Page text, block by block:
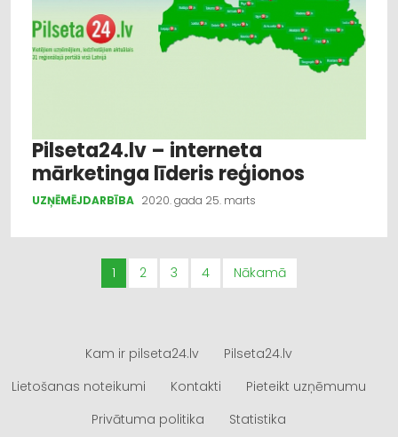
Pilseta24.lv – interneta
mārketinga līderis reģionos
UZŅĒMĒJDARBĪBA 2020. gada 25. marts
1 2 3 4 Nākamā
Kam ir pilseta24.lv
Pilseta24.lv
Lietošanas noteikumi
Kontakti
Pieteikt uzņēmumu
Privātuma politika
Statistika